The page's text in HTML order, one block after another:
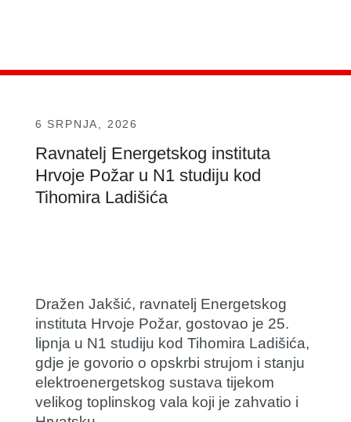
6 SRPNJA, 2026
Ravnatelj Energetskog instituta
Hrvoje Požar u N1 studiju kod
Tihomira Ladišića
Dražen Jakšić, ravnatelj Energetskog
instituta Hrvoje Požar, gostovao je 25.
lipnja u N1 studiju kod Tihomira Ladišića,
gdje je govorio o opskrbi strujom i stanju
elektroenergetskog sustava tijekom
velikog toplinskog vala koji je zahvatio i